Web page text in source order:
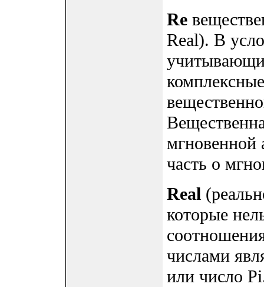
Re
Real). В
мгновенной
часть о
Real
которые
числами
или число